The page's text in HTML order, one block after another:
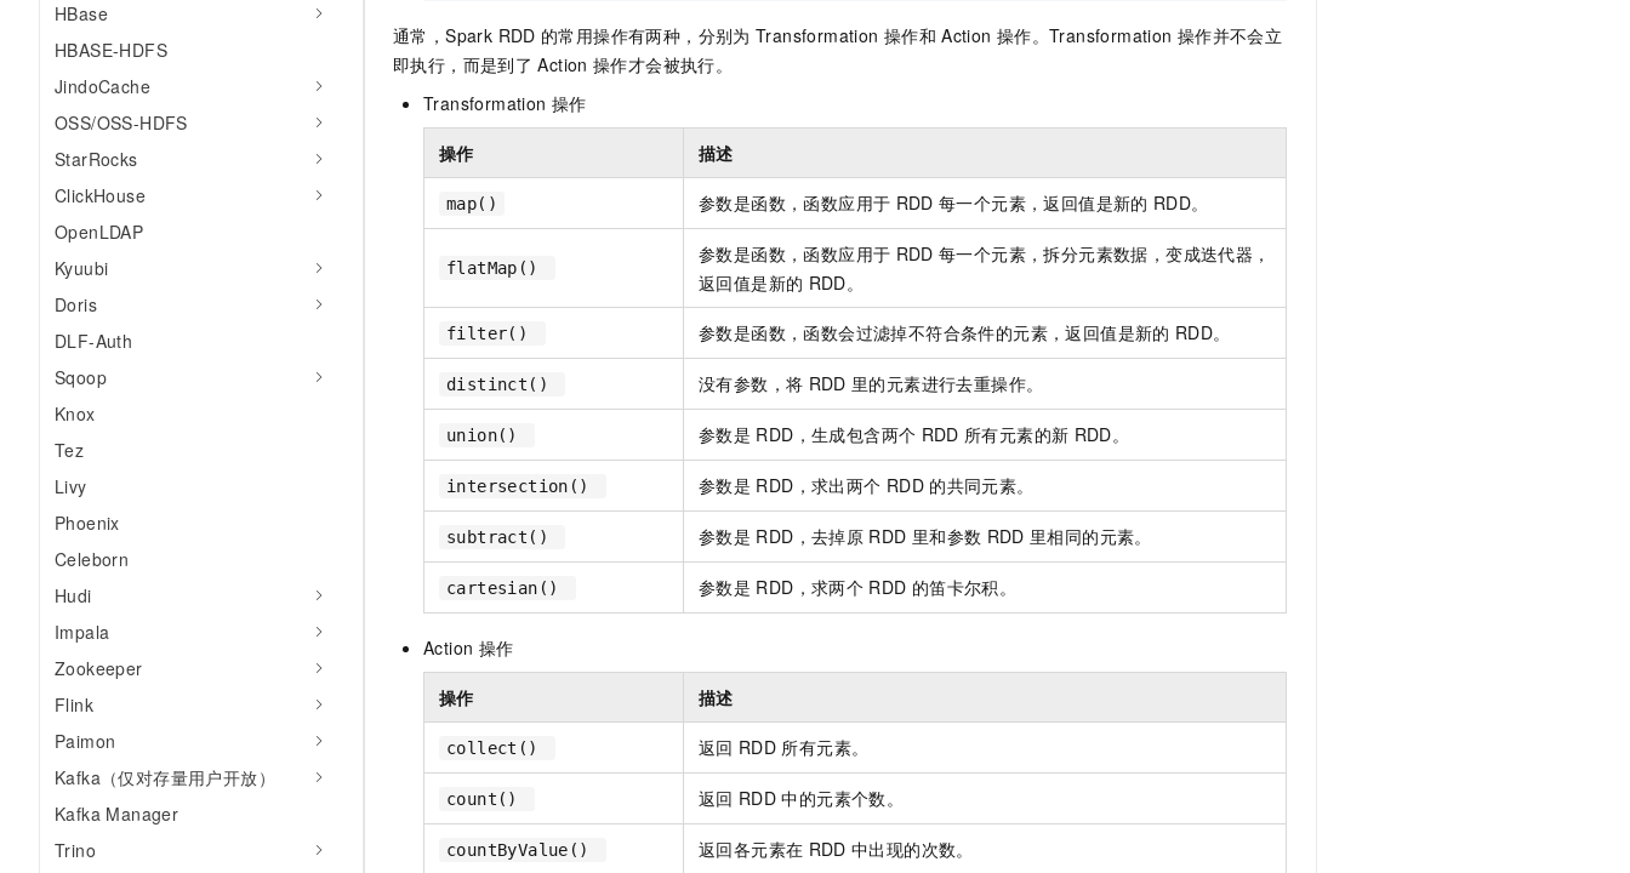
HBase
HBASE-HDFS
JindoCache
OSS/OSS-HDFS
StarRocks
ClickHouse
OpenLDAP
Kyuubi
Doris
DLF-Auth
Sqoop
Knox
Tez
Livy
Phoenix
Celeborn
Hudi
Impala
Zookeeper
Flink
Paimon
Kafka（仅对存量用户开放）
Kafka Manager
Trino
通常，Spark RDD 的常用操作有两种，分别为 Transformation 操作和 Action 操作。Transformation 操作并不会立
即执行，而是到了 Action 操作才会被执行。
Transformation 操作
操作 描述
map() 参数是函数，函数应用于 RDD 每一个元素，返回值是新的 RDD。
flatMap()
参数是函数，函数应用于 RDD 每一个元素，拆分元素数据，变成迭代器，
返回值是新的 RDD。
filter() 参数是函数，函数会过滤掉不符合条件的元素，返回值是新的 RDD。
distinct() 没有参数，将 RDD 里的元素进行去重操作。
union() 参数是 RDD，生成包含两个 RDD 所有元素的新 RDD。
intersection() 参数是 RDD，求出两个 RDD 的共同元素。
subtract() 参数是 RDD，去掉原 RDD 里和参数 RDD 里相同的元素。
cartesian() 参数是 RDD，求两个 RDD 的笛卡尔积。
Action 操作
操作 描述
collect() 返回 RDD 所有元素。
count() 返回 RDD 中的元素个数。
countByValue() 返回各元素在 RDD 中出现的次数。